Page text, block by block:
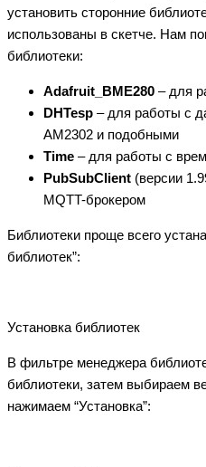
установить сторонние
использованы в скетче. Нам
библиотеки:
Adafruit_BME280 – для
DHTesp – для работы с
AM2302 и подобными
Time – для работы с
PubSubClient (версии
MQTT-брокером
Библиотеки проще всего
библиотек”:
Установка библиотек
В фильтре менеджера
библиотеки, затем выбираем
нажимаем “Установка”: